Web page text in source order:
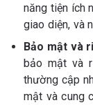
năng tiện ích
giao diện, và
Bảo mật và
bảo mật và
thường cập
mật và cung